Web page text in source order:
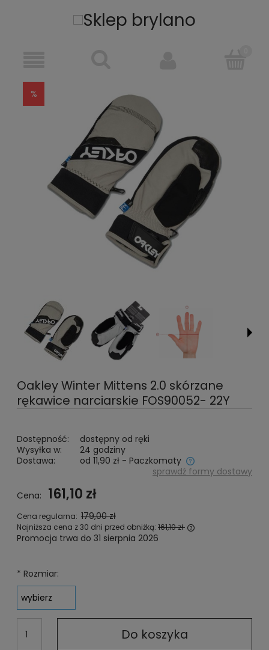
Oakley Winter Mittens 2.0 skórzane
rękawice narciarskie FOS90052- 22Y
Dostępność:
dostępny od ręki
Wysyłka w:
24 godziny
Dostawa:
od 11,90 zł - Paczkomaty
Cena nie zawiera ewentualnych kosztów płatności
sprawdź formy dostawy
Cena:
161,10 zł
Cena regularna: 179,00 zł
Najniższa cena z 30 dni przed obniżką: 161,10 zł
Promocja trwa do 31 sierpnia 2026
* Rozmiar:
Do koszyka